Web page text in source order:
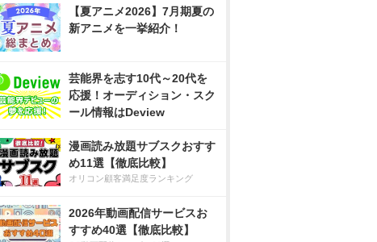
【夏アニメ2026】7月期夏の
新アニメを一挙紹介！
芸能界を志す10代～20代を
応援！オーディション・スク
ール情報はDeview
漫画読み放題サブスクおすす
め11選【徹底比較】
オリコン顧客満足度ランキング
2026年動画配信サービスお
すすめ40選【徹底比較】